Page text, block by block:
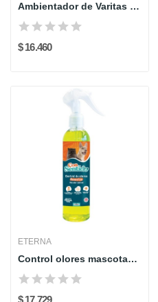
Ambientador de Varitas - 40 ML X 1 - Lima...
$ 16.460
ETERNA
Control olores mascotas - 250 ml - Eterna
$ 17.729